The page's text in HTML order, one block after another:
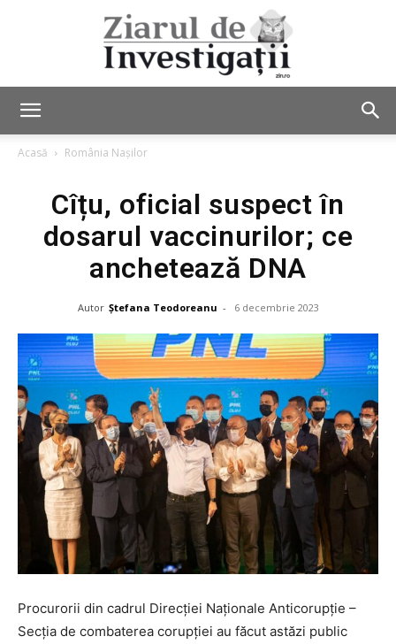
de
Acasă România Nașilor
Cîțu, oficial suspect în
dosarul vaccinurilor; ce
anchetează DNA
Autor Ștefana Teodoreanu - 6 decembrie 2023
Procurorii din cadrul Direcției Naționale Anticorupție –
Secția de combaterea corupției au făcut astăzi public